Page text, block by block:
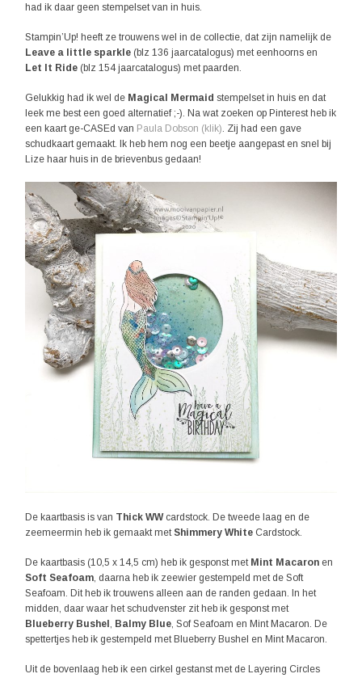
had ik daar geen stempelset van in huis.
Stampin’Up! heeft ze trouwens wel in de collectie, dat zijn namelijk de
Leave a little sparkle (blz 136 jaarcatalogus) met eenhoorns en
Let It Ride (blz 154 jaarcatalogus) met paarden.
Gelukkig had ik wel de Magical Mermaid stempelset in huis en dat
leek me best een goed alternatief ;-). Na wat zoeken op Pinterest heb ik
een kaart ge-CASEd van Paula Dobson (klik) . Zij had een gave
schudkaart gemaakt. Ik heb hem nog een beetje aangepast en snel bij
Lize haar huis in de brievenbus gedaan!
De kaartbasis is van Thick WWcardstock. De tweede laag en de
zeemeermin heb ik gemaakt met Shimmery White Cardstock.
De kaartbasis (10,5 x 14,5 cm) heb ik gesponst met Mint Macaron en
Soft Seafoam, daarna heb ik zeewier gestempeld met de Soft
Seafoam. Dit heb ik trouwens alleen aan de randen gedaan. In het
midden, daar waar het schudvenster zit heb ik gesponst met
Blueberry Bushel , Balmy Blue, Sof Seafoam en Mint Macaron. De
spettertjes heb ik gestempeld met Blueberry Bushel en Mint Macaron.
Uit de bovenlaag heb ik een cirkel gestanst met de Layering Circles